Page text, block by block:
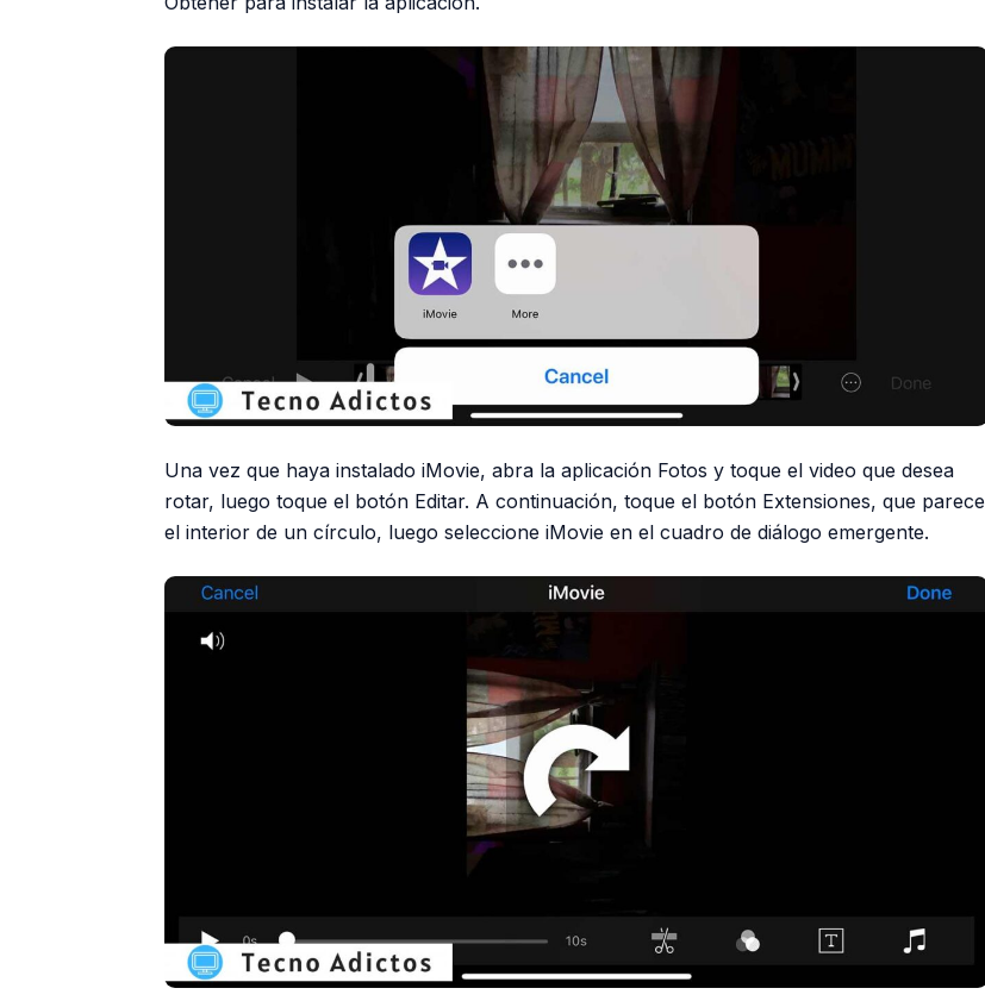
Una vez que haya instalado iMovie, abra la aplicación Fotos y toque el video que desea
rotar, luego toque el botón Editar. A continuación, toque el botón Extensiones, que parece
el interior de un círculo, luego seleccione iMovie en el cuadro de diálogo emergente.